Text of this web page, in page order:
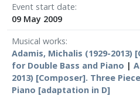
Event start date
09 May 2009
Musical works
Adamis, Michalis (1929-2013)
for Double Bass and Piano |
2013) [Composer]. Three
Piano [adaptation in D]